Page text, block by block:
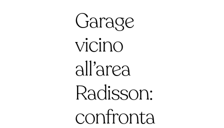
Garage
vicino
all’area
Radisson:
confronta